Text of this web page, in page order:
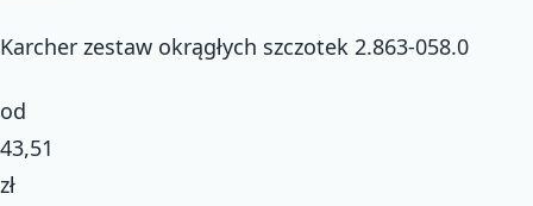
Karcher zestaw okrągłych szczotek 2.863-058.0
od
43,51
zł